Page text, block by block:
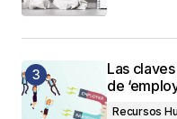
Las
de
Recursos